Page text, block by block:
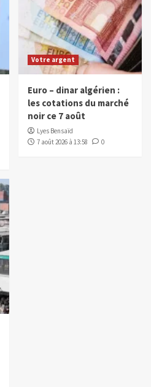
Votre argent
Euro – dinar algérien :
les cotations du marché
noir ce 7 août
Lyes Bensaïd
7 août 2026 à 13:58
0